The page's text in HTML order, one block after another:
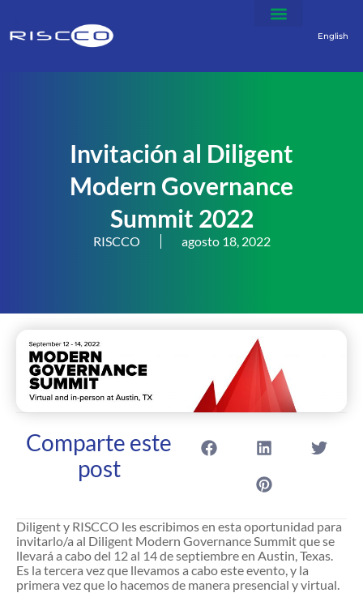
English
Invitación al Diligent
Modern Governance
Summit 2022
RISCCO agosto 18, 2022
Comparte este
post
Diligent y RISCCO les escribimos en esta oportunidad para
invitarlo/a al Diligent Modern Governance Summit que se
llevará a cabo del 12 al 14 de septiembre en Austin, Texas.
Es la tercera vez que llevamos a cabo este evento, y la
primera vez que lo hacemos de manera presencial y virtual.